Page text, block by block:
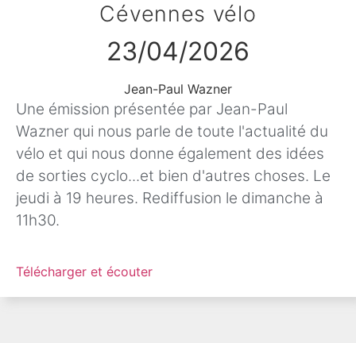
Cévennes vélo
23/04/2026
Jean-Paul Wazner
Une émission présentée par Jean-Paul
Wazner qui nous parle de toute l'actualité du
vélo et qui nous donne également des idées
de sorties cyclo...et bien d'autres choses. Le
jeudi à 19 heures. Rediffusion le dimanche à
11h30.
Télécharger et écouter